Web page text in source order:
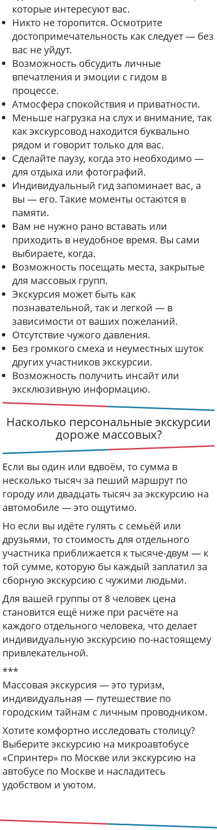
которые интересуют вас.
Никто не торопится. Осмотрите
достопримечательность как следует — без
вас не уйдут.
Возможность обсудить личные
впечатления и эмоции с гидом в
процессе.
Атмосфера спокойствия и приватности.
Меньше нагрузка на слух и внимание, так
как экскурсовод находится буквально
рядом и говорит только для вас.
Сделайте паузу, когда это необходимо —
для отдыха или фотографий.
Индивидуальный гид запоминает вас, а
вы — его. Такие моменты остаются в
памяти.
Вам не нужно рано вставать или
приходить в неудобное время. Вы сами
выбираете, когда.
Возможность посещать места, закрытые
для массовых групп.
Экскурсия может быть как
познавательной, так и легкой — в
зависимости от ваших пожеланий.
Отсутствие чужого давления.
Без громкого смеха и неуместных шуток
других участников экскурсии.
Возможность получить инсайт или
эксклюзивную информацию.
Насколько персональные экскурсии
дороже массовых?
Если вы один или вдвоём, то сумма в
несколько тысяч за пеший маршрут по
городу или двадцать тысяч за экскурсию на
автомобиле — это ощутимо.
Но если вы идёте гулять с семьёй или
друзьями, то стоимость для отдельного
участника приближается к тысяче-двум — к
той сумме, которую бы каждый заплатил за
сборную экскурсию с чужими людьми.
Для вашей группы от 8 человек цена
становится ещё ниже при расчёте на
каждого отдельного человека, что делает
индивидуальную экскурсию по-настоящему
привлекательной.
***
Массовая экскурсия — это туризм,
индивидуальная — путешествие по
городским тайнам с личным проводником.
Хотите комфортно исследовать столицу?
Выберите экскурсию на микроавтобусе
«Спринтер» по Москве или экскурсию на
автобусе по Москве и насладитесь
удобством и уютом.